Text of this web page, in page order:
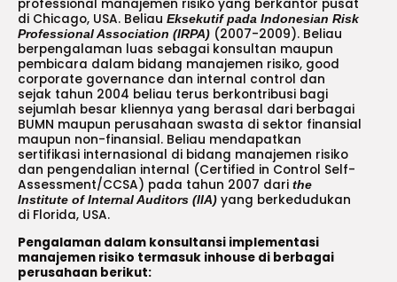
professional manajemen risiko yang berkantor pusat
di Chicago, USA. Beliau Eksekutif pada Indonesian Risk
Professional Association (IRPA) (2007-2009). Beliau
berpengalaman luas sebagai konsultan maupun
pembicara dalam bidang manajemen risiko, good
corporate governance dan internal control dan
sejak tahun 2004 beliau terus berkontribusi bagi
sejumlah besar kliennya yang berasal dari berbagai
BUMN maupun perusahaan swasta di sektor finansial
maupun non-finansial. Beliau mendapatkan
sertifikasi internasional di bidang manajemen risiko
dan pengendalian internal (Certified in Control Self-
Assessment/CCSA) pada tahun 2007 dari the
Institute of Internal Auditors (IIA) yang berkedudukan
di Florida, USA.
Pengalaman dalam konsultansi implementasi
manajemen risiko termasuk inhouse di berbagai
perusahaan berikut: